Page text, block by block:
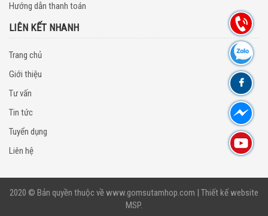
Hướng dẫn thanh toán
LIÊN KẾT NHANH
Trang chủ
Giới thiệu
Tư vấn
Tin tức
Tuyển dụng
Liên hệ
2020 © Bản quyền thuộc vềwww.gomsutamhop.com | Thiết kế website
MSP.